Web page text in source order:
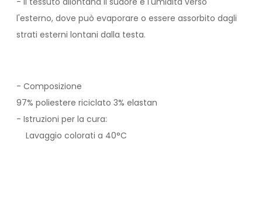
l'esterno, dove può evaporare o essere assorbito dagli
strati esterni lontani dalla testa.
- Composizione
97% poliestere riciclato 3% elastan
- Istruzioni per la cura:
Lavaggio colorati a 40°C